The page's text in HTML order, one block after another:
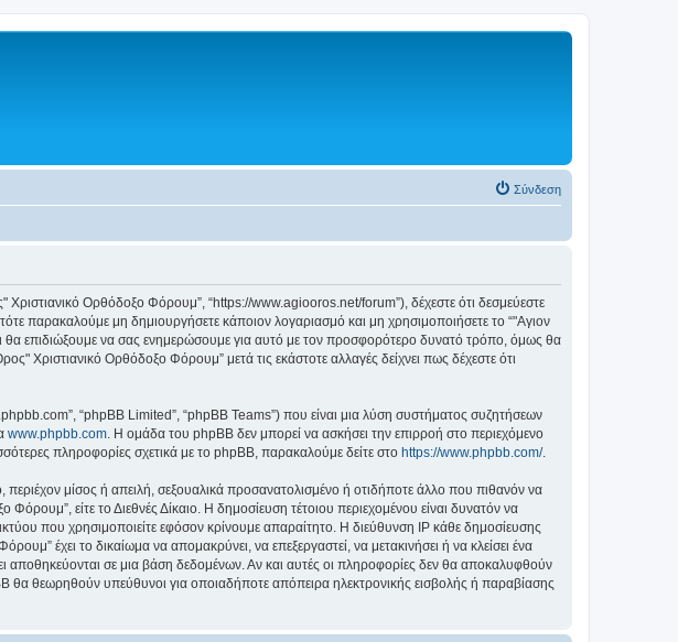
Σύνδεση
Χριστιανικό Ορθόδοξο Φόρουμ”, “https://www.agiooros.net/forum”), δέχεστε ότι δεσμεύεστε
παρακαλούμε μη δημιουργήσετε κάποιον λογαριασμό και μη χρησιμοποιήσετε το “"Αγιον
επιδιώξουμε να σας ενημερώσουμε για αυτό με τον προσφορότερο δυνατό τρόπο, όμως θα
Χριστιανικό Ορθόδοξο Φόρουμ” μετά τις εκάστοτε αλλαγές δείχνει πως δέχεστε ότι
“phpBB Limited”, “phpBB Teams”) που είναι μια λύση συστήματος συζητήσεων
www.phpbb.com. Η ομάδα του phpBB δεν μπορεί να ασκήσει την επιρροή στο περιεχόμενο
πληροφορίες σχετικά με το phpBB, παρακαλούμε δείτε στο https://www.phpbb.com/.
μίσος ή απειλή, σεξουαλικά προσανατολισμένο ή οτιδήποτε άλλο που πιθανόν να
είτε το Διεθνές Δίκαιο. Η δημοσίευση τέτοιου περιεχομένου είναι δυνατόν να
που χρησιμοποιείτε εφόσον κρίνουμε απαραίτητο. Η διεύθυνση IP κάθε δημοσίευσης
έχει το δικαίωμα να απομακρύνει, να επεξεργαστεί, να μετακινήσει ή να κλείσει ένα
αποθηκεύονται σε μια βάση δεδομένων. Αν και αυτές οι πληροφορίες δεν θα αποκαλυφθούν
θα θεωρηθούν υπεύθυνοι για οποιαδήποτε απόπειρα ηλεκτρονικής εισβολής ή παραβίασης